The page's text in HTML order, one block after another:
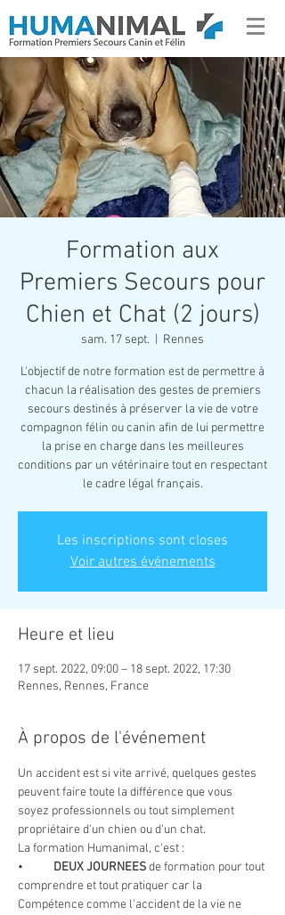
Formation aux
Premiers Secours pour
Chien et Chat (2 jours)
sam. 17 sept. Rennes
L'objectif de notre formation est de permettre à
chacun la réalisation des gestes de premiers
secours destinés à préserver la vie de votre
compagnon félin ou canin afin de lui permettre
la prise en charge dans les meilleures
conditions par un vétérinaire tout en respectant
le cadre légal français.
Les inscriptions sont closes
Voir autres événements
Heure et lieu
17 sept. 2022, 09:00 – 18 sept. 2022, 17:30
Rennes, Rennes, France
À propos de l'événement
Un accident est si vite arrivé, quelques gestes
peuvent faire toute la différence que vous
soyez professionnels ou tout simplement
propriétaire d'un chien ou d'un chat.
La formation Humanimal, c'est :
DEUX JOURNEES de formation pour tout
comprendre et tout pratiquer car la
Compétence comme l'accident de la vie ne